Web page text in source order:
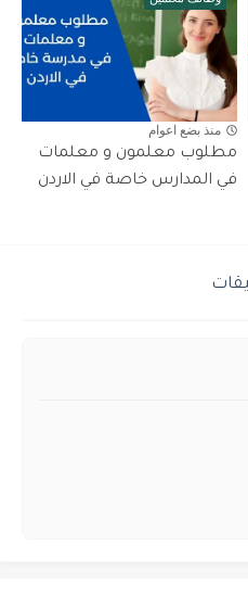
منذ بضع اعوام
مطلوب معلمون و معلمات
في المدارس خاصة في الاردن